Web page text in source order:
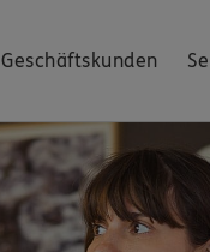
Geschäftskunden